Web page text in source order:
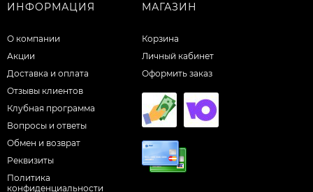
ИНФОРМАЦИЯ
О компании
Акции
Доставка и оплата
Отзывы клиентов
Клубная программа
Вопросы и ответы
Обмен и возврат
Реквизиты
Политика
конфиденциальности
МАГАЗИН
Корзина
Личный кабинет
Оформить заказ